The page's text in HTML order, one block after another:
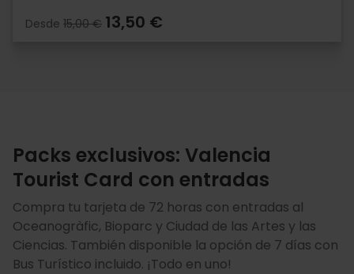
Desde 15,00 € 13,50 €
Packs exclusivos: Valencia
Tourist Card con entradas
Compra tu tarjeta de 72 horas con entradas al
Oceanogràfic, Bioparc y Ciudad de las Artes y las
Ciencias. También disponible la opción de 7 días con
Bus Turístico incluido. ¡Todo en uno!